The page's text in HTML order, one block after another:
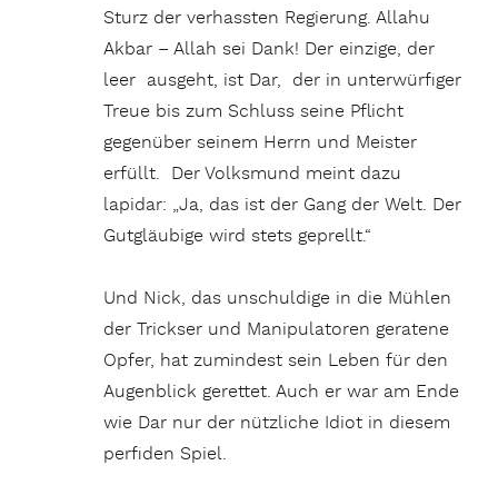
Sturz der verhassten Regierung. Allahu
Akbar – Allah sei Dank! Der einzige, der
leer ausgeht, ist Dar, der in unterwürfiger
Treue bis zum Schluss seine Pflicht
gegenüber seinem Herrn und Meister
erfüllt. Der Volksmund meint dazu
lapidar: „Ja, das ist der Gang der Welt. Der
Gutgläubige wird stets geprellt.“
Und Nick, das unschuldige in die Mühlen
der Trickser und Manipulatoren geratene
Opfer, hat zumindest sein Leben für den
Augenblick gerettet. Auch er war am Ende
wie Dar nur der nützliche Idiot in diesem
perfiden Spiel.